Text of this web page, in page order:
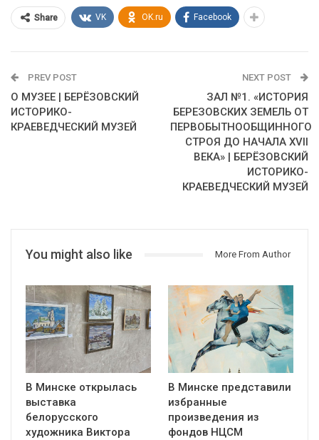
Share VK OK.ru Facebook
PREV POST
О МУЗЕЕ | БЕРЁЗОВСКИЙ
ИСТОРИКО-
КРАЕВЕДЧЕСКИЙ МУЗЕЙ
NEXT POST
ЗАЛ №1. «ИСТОРИЯ
БЕРЕЗОВСКИХ ЗЕМЕЛЬ ОТ
ПЕРВОБЫТНООБЩИННОГО
СТРОЯ ДО НАЧАЛА XVII
ВЕКА» | БЕРЁЗОВСКИЙ
ИСТОРИКО-
КРАЕВЕДЧЕСКИЙ МУЗЕЙ
You might also like More From Author
В Минске открылась
выставка
белорусского
художника Виктора
В Минске представили
избранные
произведения из
фондов НЦСМ